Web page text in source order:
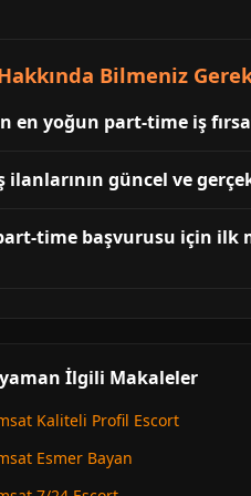
Bilmeniz
en yoğun part-time iş
güncel ve
time başvurusu için ilk
İlgili Makaleler
Kaliteli Profil Escort
Esmer Bayan